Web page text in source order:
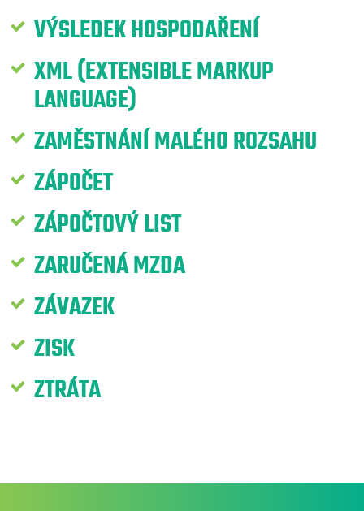
VÝSLEDEK HOSPODAŘENÍ
XML (EXTENSIBLE MARKUP
LANGUAGE)
ZAMĚSTNÁNÍ MALÉHO ROZSAHU
ZÁPOČET
ZÁPOČTOVÝ LIST
ZARUČENÁ MZDA
ZÁVAZEK
ZISK
ZTRÁTA